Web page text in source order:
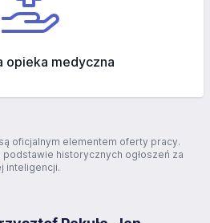
opieka medyczna
oficjalnym elementem oferty pracy.
historycznych ogłoszeń za
inteligencji.